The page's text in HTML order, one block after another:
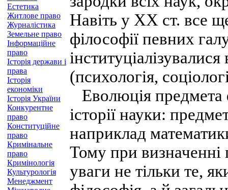
Естетика
Житлове право
Журналістика
Земельне право
Інформаційне
право
Історія держави і
права
Історія
економіки
Історія України
Конкурентне
право
Конституційне
право
Кримінальне
право
Кримінологія
Культурологія
Менеджмент
Навіть у XX ст. все
філософії певних
(психологія,
Еволюція предмета
історії науки:
наприклад
Тому при визначенні
уваги не тільки те,